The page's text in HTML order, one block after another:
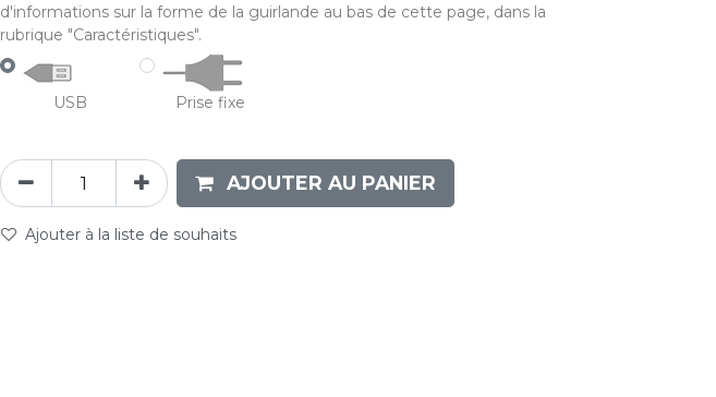
d'informations sur la forme de la guirlande au bas de cette page, dans la
rubrique "Caractéristiques".
USB Prise fixe
AJOUTER AU PANIER
Ajouter à la liste de souhaits